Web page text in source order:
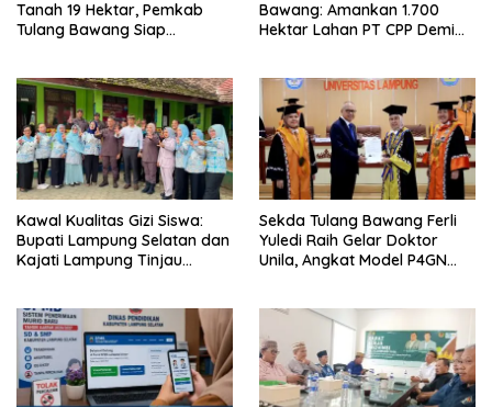
Tanah 19 Hektar, Pemkab
Tulang Bawang Siap
Lampung
Bawang: Amankan 1.700
Hektar Lahan PT CPP Demi
Kawal Kualitas Gizi Siswa:
Bupati Lampung Selatan dan
Kajati Lampung Tinjau
Sekda Tulang Bawang Ferli
Yuledi Raih Gelar Doktor
Unila, Angkat Model P4GN